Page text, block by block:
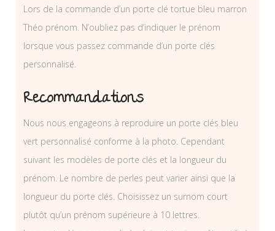
Lors de la commande d’un porte clé tortue bleu marron
Théo prénom. N’oubliez pas d’indiquer le prénom
lorsque vous passez commande d’un porte clés
personnalisé.
Recommandations
Nous nous engageons à reproduire un porte clés bleu
vert personnalisé conforme à la photo. Cependant
suivant les modèles de porte clés et la longueur du
prénom. Le nombre de perles peut varier ainsi que la
longueur du porte clés. Choisissez un surnom court
plutôt qu’un prénom supérieure à 10 lettres.